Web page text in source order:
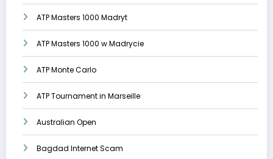
ATP Masters 1000 Madryt
ATP Masters 1000 w Madrycie
ATP Monte Carlo
ATP Tournament in Marseille
Australian Open
Bagdad Internet Scam